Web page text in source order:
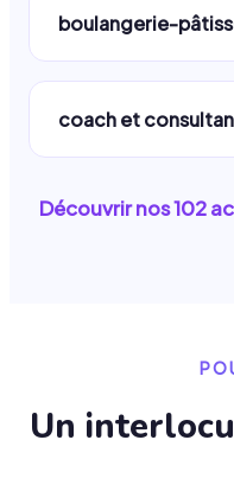
boulangerie-
coach et
Découvrir nos102
Un